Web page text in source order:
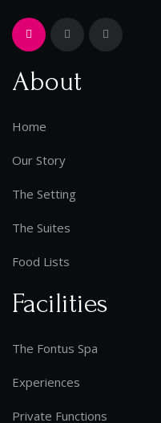
About
Home
Our Story
The Setting
The Suites
Food Lists
Facilities
The Fontus Spa
Experiences
Private Functions